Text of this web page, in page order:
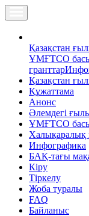
Қазақстан
ҰМҒТСО
гранттар
Қазақстан
Құжаттама
Анонс
Әлемдегі
ҰМҒТСО
Халықаралық
Инфографика
БАҚ-тағы
Кіру
Тіркелу
Жоба туралы
FAQ
Байланыс